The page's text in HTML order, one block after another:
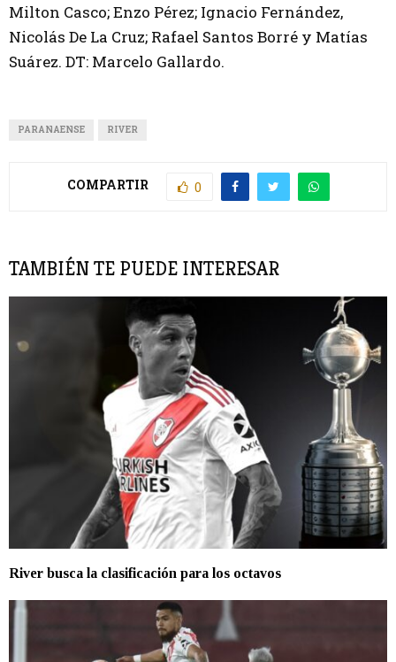
Milton Casco; Enzo Pérez; Ignacio Fernández,
Nicolás De La Cruz; Rafael Santos Borré y Matías
Suárez. DT: Marcelo Gallardo.
PARANAENSE RIVER
COMPARTIR 0
TAMBIÉN TE PUEDE INTERESAR
River busca la clasificación para los octavos